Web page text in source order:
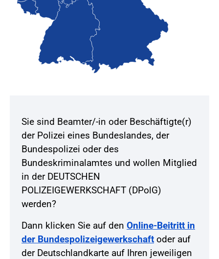
Sie sind Beamter/-in oder Beschäftigte(r)
der Polizei eines Bundeslandes, der
Bundespolizei oder des
Bundeskriminalamtes und wollen Mitglied
in der DEUTSCHEN
POLIZEIGEWERKSCHAFT (DPolG)
werden?
Dann klicken Sie auf den Online-Beitritt in
der Bundespolizeigewerkschaft oder auf
der Deutschlandkarte auf Ihren jeweiligen